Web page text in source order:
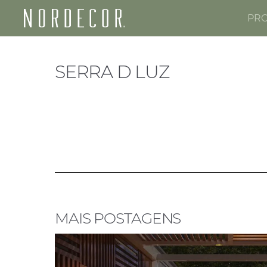
Nordecor
SERRA D LUZ
MAIS POSTAGENS